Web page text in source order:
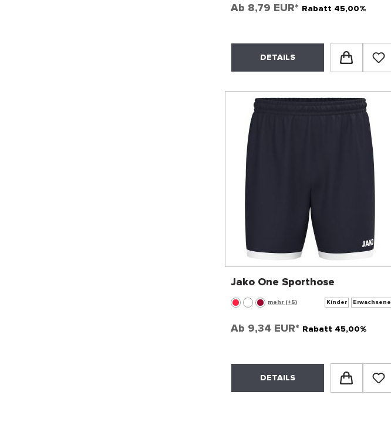
Ab 8,79 EUR* Rabatt 45,00%
DETAILS
Jako One Sporthose
mehr (+5) Kinder Erwachsene
Ab 9,34 EUR* Rabatt 45,00%
DETAILS